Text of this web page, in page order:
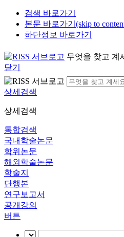
검색 바로가기
본문 바로가기(skip to
하단정보 바로가기
무엇을 찾고 계
닫기
상세검색
상세검색
통합검색
국내학술논문
학위논문
해외학술논문
학술지
단행본
연구보고서
공개강의
버튼